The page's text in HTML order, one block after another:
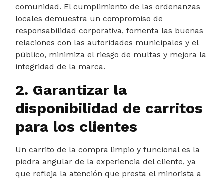
comunidad. El cumplimiento de las ordenanzas
locales demuestra un compromiso de
responsabilidad corporativa, fomenta las buenas
relaciones con las autoridades municipales y el
público, minimiza el riesgo de multas y mejora la
integridad de la marca.
2. Garantizar la
disponibilidad de carritos
para los clientes
Un carrito de la compra limpio y funcional es la
piedra angular de la experiencia del cliente, ya
que refleja la atención que presta el minorista a